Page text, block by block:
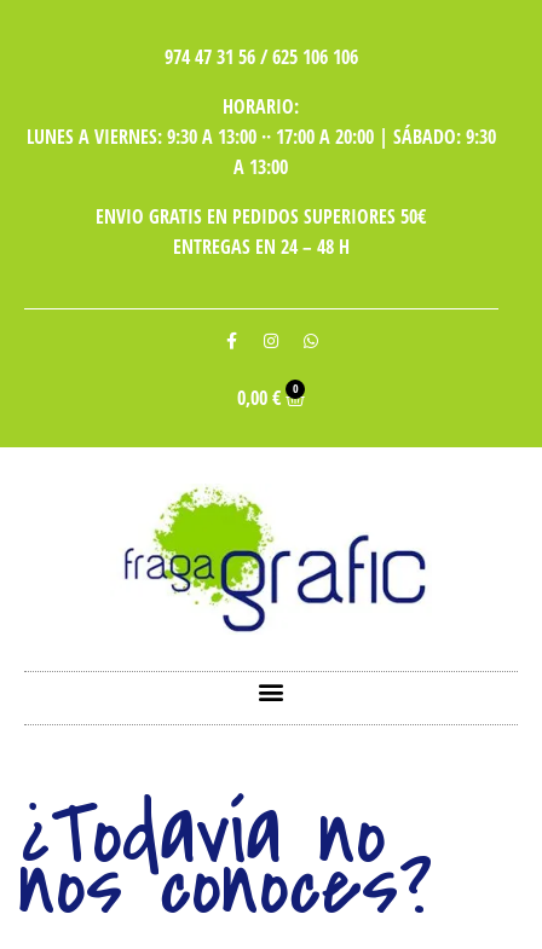
974 47 31 56 / 625 106 106
HORARIO:
LUNES A VIERNES: 9:30 A 13:00 ·· 17:00 A 20:00 | SÁBADO: 9:30
A 13:00
ENVIO GRATIS EN PEDIDOS SUPERIORES 50€
ENTREGAS EN 24 – 48 H
0,00€ 0
¿Todavía no
nos conoces?